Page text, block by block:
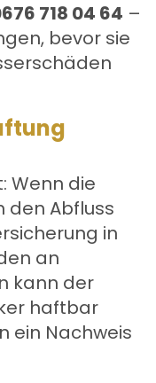
718 04 64 –
bevor sie
Wenn die
den Abfluss
in
an
kann der
haftbar
ein Nachweis